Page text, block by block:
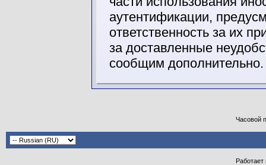
аутентификации,
ответственность за их
за доставленные
сообщим дополнительно.
Часовой